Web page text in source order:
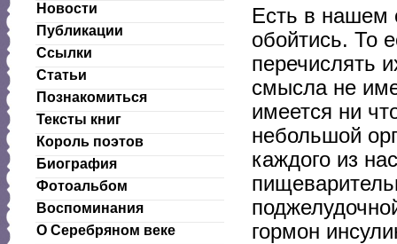
Новости
Публикации
Ссылки
Статьи
Познакомиться
Тексты книг
Король поэтов
Биография
Фотоальбом
Воспоминания
О Серебряном веке
Есть в нашем
обойтись. То
перечислять
смысла не
имеется ни
небольшой
каждого из
гормон